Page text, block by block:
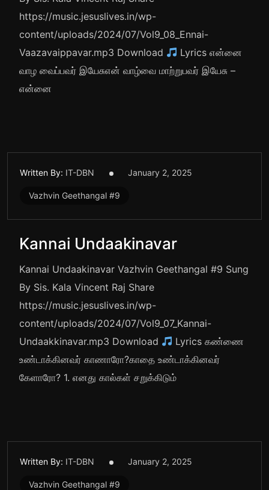
https://music.jesuslives.in/wp-
content/uploads/2024/07/Vol9_08_Ennai-
Vaazavaippavar.mp3 Download
Lyrics என்னை
வாழ வைப்பவர் இயேசுஎன் வாழ்வை மாற்றுபவர் இயேசு –
என்னை
Written By: IT-DBN January 2, 2025
Vazhvin Geethangal #9
Kannai Undaakinavar
Kannai Undaakinavar Vazhvin Geethangal #9 Sung
By Sis. Kala Vincent Raj Share
https://music.jesuslives.in/wp-
content/uploads/2024/07/Vol9_07_Kannai-
Undaakkinavar.mp3 Download
Lyrics கண்ணை
உண்டாக்கினவர் காணாரோ?காதை உண்டாக்கினவர்
கேளாரோ? 1. எனது கால்கள் சறுக்கிடும்
Written By: IT-DBN January 2, 2025
Vazhvin Geethangal #9